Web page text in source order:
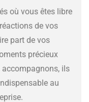
où vous êtes libre
de vos
part de vos
précieux
ils
au